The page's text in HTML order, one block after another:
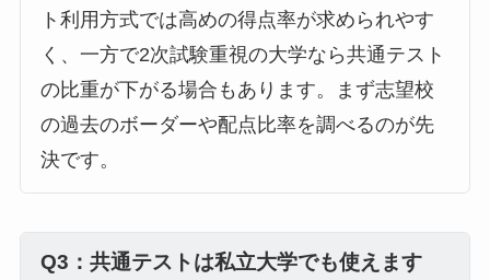
ト利用方式では高めの得点率が求められやす
く、一方で2次試験重視の大学なら共通テスト
の比重が下がる場合もあります。まず志望校
の過去のボーダーや配点比率を調べるのが先
決です。
Q3：共通テストは私立大学でも使えます